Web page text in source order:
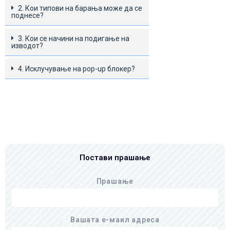
2. Кои типови на барања може да се
поднесе?
3. Кои се начини на подигање на
изводот?
4. Исклучување на pop-up блокер?
Постави прашање
Прашање
Вашата е-маил адреса